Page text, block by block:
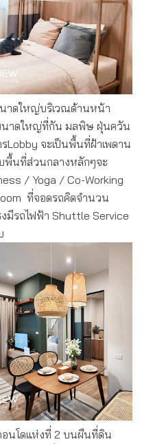
นาดใหญ่บริเวณด้านหน้า
ขนาดใหญ่ที่กัน มลพิษ ฝุ่นควัน
Lobby จะเป็นพื้นที่ฝ้าเพดาน
พื้นที่ส่วนกลางหลักๆจะ
/ Yoga / Co-Working
ที่จอดรถคิดจำนวน
มีรถไฟฟ้า Shuttle Service
อนโดแห่งที่ 2 บนผืนที่ดิน